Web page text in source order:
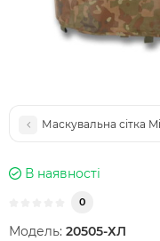
Маскувальна сітка
В наявності
0
Модель: 20505-ХЛ